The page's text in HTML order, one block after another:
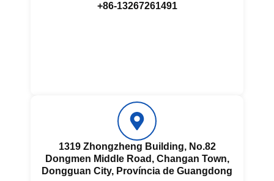
+86-13267261491
1319 Zhongzheng Building, No.82
Dongmen Middle Road, Changan Town,
Dongguan City, Província de Guangdong